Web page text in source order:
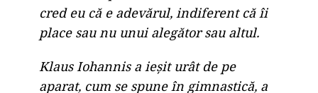
nu înceamnă că mandatul său a fost lipsit de
realizări.
„Sigur că preşedintele Iohannis, ca şi
alţi preşedinţi, a avut nu doar reuşite.